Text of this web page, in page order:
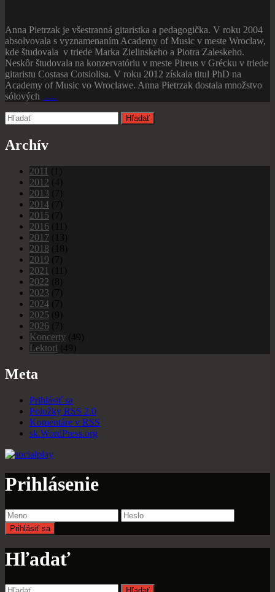
Anna Pietrzak je všestranná gitaristka a pedagogička. V roku 2004
absolvovala s vyznamenaním Academy of Music v meste Wroclaw,
kde študovala v triede Marka Zielinskeho a Piotra Zaleskeho.
Neskôr študovala na konzervatóriu v meste Pireus v Grécku v triede
gitaristu Costasa Cotsiolisa. V roku 2012 získala titul PhD na
Academy of Music vo Wroclawe. Anna Pietrzak dostala množstvo
sólových …..
Archív
2011 (1)
2012 (4)
2013 (7)
2014 (7)
2015 (7)
2016 (11)
2017 (13)
2018 (18)
2019 (7)
2021 (11)
2022 (8)
2023 (7)
2024 (7)
2025 (9)
2026 (7)
Koncerty (49)
Lektori (49)
Meta
Prihlásiť sa
Položky RSS 2.0
Komentáre v RSS
sk.WordPress.org
Prihlásenie
Hľadať